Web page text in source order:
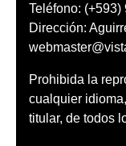
Teléfono: (+593)
Dirección:
Prohibida la
cualquier
titular, de todos